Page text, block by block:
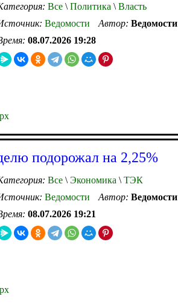
Все \ Политика \ Власть
Ведомости Автор: Ведомости
08.07.2026 19:28
подорожал на 2,25%
Все \ Экономика \ ТЭК
Ведомости Автор: Ведомости
08.07.2026 19:21